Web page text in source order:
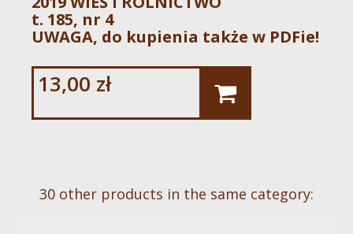
t. 185, nr 4
UWAGA, do kupienia także w PDFie!
13,00 zł
30 other products in the same category: